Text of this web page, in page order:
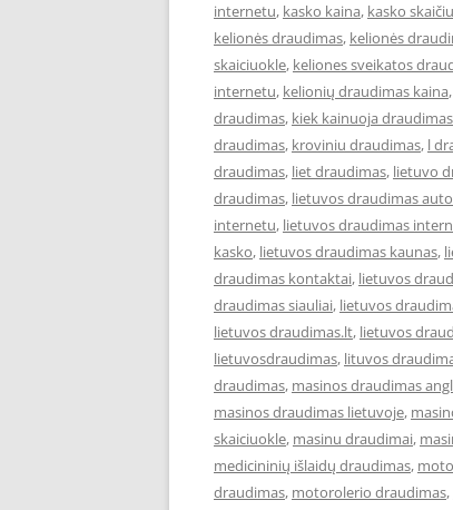
internetu, kasko kaina, kasko
kelionės draudimas, kelionės
skaiciuokle, keliones sveikatos
internetu, kelionių draudimas kaina,
draudimas, kiek kainuoja draudimas
draudimas, kroviniu draudimas, l
draudimas, liet draudimas, lietuvo
draudimas, lietuvos draudimas
internetu, lietuvos draudimas
kasko, lietuvos draudimas kaunas,
draudimas kontaktai, lietuvos
draudimas siauliai, lietuvos
lietuvos draudimas.lt, lietuvos
lietuvosdraudimas, lituvos
draudimas, masinos draudimas
masinos draudimas lietuvoje,
skaiciuokle, masinu draudimai,
medicininių išlaidų draudimas,
draudimas, motorolerio draudimas,